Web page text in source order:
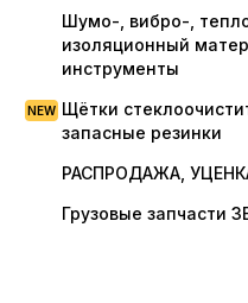
Шумо-, вибро-,
изоляционный
инструменты
Щётки
запасные резинки
РАСПРОДАЖА,
Грузовые запчасти